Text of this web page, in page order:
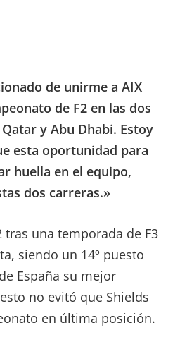
de unirme a AIX
de F2 en las dos
y Abu Dhabi. Estoy
esta oportunidad para
huella en el equipo,
dos carreras.»
tras una temporada de F3
siendo un 14º puesto
España su mejor
no evitó que Shields
en última posición.